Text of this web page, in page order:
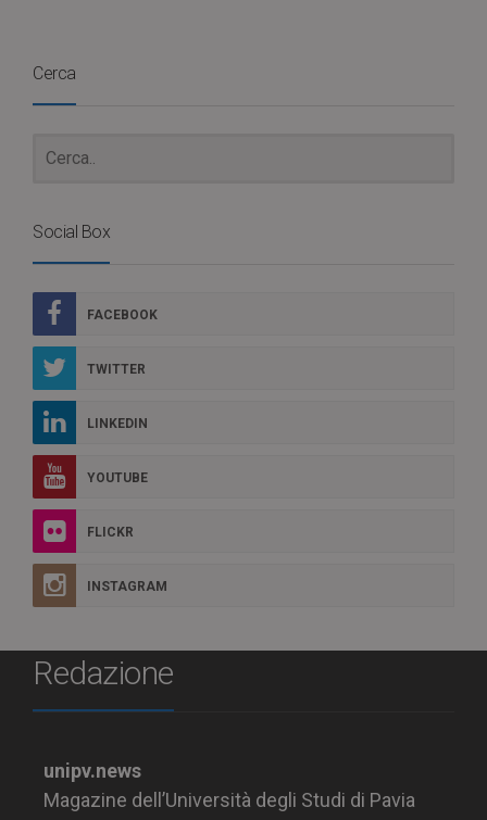
Cerca
Social Box
FACEBOOK
TWITTER
LINKEDIN
YOUTUBE
FLICKR
INSTAGRAM
Redazione
unipv.news
Magazine dell’Università degli Studi di Pavia